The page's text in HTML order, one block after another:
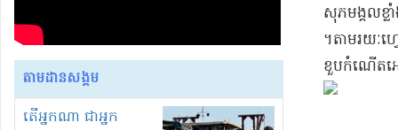
តាមដានសង្គម
តើអ្នកណា ជាអ្នក
សុភមង្គល​ខ្
។​តាមរយៈ​ហ្
ខួបកំណើត​អោ